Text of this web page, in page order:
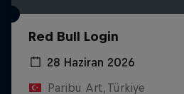
Red Bull Login
28 Haziran 2026
Paribu Art, Türkiye